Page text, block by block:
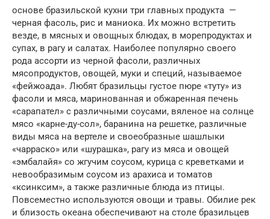
основе бразильской кухни три главных продукта —
черная фасоль, рис и маниока. Их можно встретить
везде, в мясных и овощных блюдах, в морепродуктах и
супах, в рагу и салатах. Наиболее популярно своего
рода ассорти из черной фасоли, различных
мясопродуктов, овощей, муки и специй, называемое
«фейжоада». Любят бразильцы густое пюре «туту» из
фасоли и мяса, маринованная и обжаренная печень
«сарапател» с различными соусами, вяленое на солнце
мясо «карне-ду-сол», баранина на решетке, различные
виды мяса на вертеле и своеобразные шашлыки
«чарраско» или «шурашка», рагу из мяса и овощей
«эмбалайя» со жгучим соусом, курица с креветками и
невообразимым соусом из арахиса и томатов
«ксинксим», а также различные блюда из птицы.
Повсеместно используются овощи и травы. Обилие рек
и близость океана обеспечивают на столе бразильцев